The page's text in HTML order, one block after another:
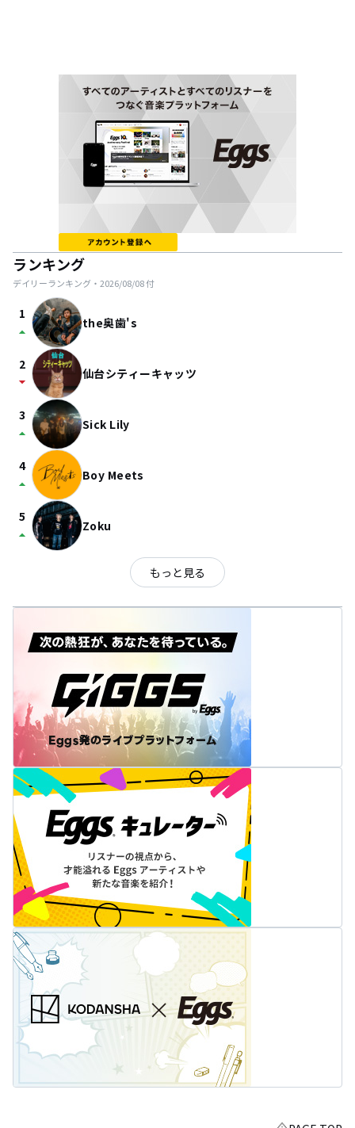
ランキング
デイリーランキング・ 2026/08/08付
1
arrow_drop_up the奥歯's
2
arrow_drop_down 仙台シティーキャッツ
3
arrow_drop_up Sick Lily
4
arrow_drop_up Boy Meets
5
arrow_drop_up Zoku
もっと見る